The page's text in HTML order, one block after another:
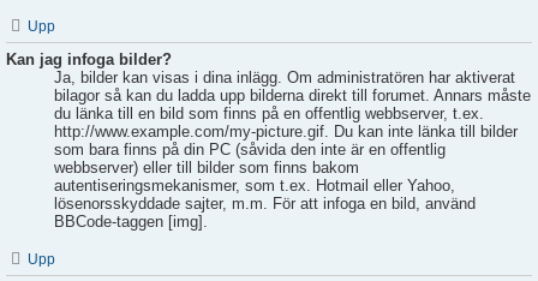
Upp
Kan jag infoga bilder?
Ja, bilder kan visas i dina inlägg. Om administratören har aktiverat
bilagor så kan du ladda upp bilderna direkt till forumet. Annars måste
du länka till en bild som finns på en offentlig webbserver, t.ex.
http://www.example.com/my-picture.gif. Du kan inte länka till bilder
som bara finns på din PC (såvida den inte är en offentlig
webbserver) eller till bilder som finns bakom
autentiseringsmekanismer, som t.ex. Hotmail eller Yahoo,
lösenorsskyddade sajter, m.m. För att infoga en bild, använd
BBCode-taggen [img].
Upp